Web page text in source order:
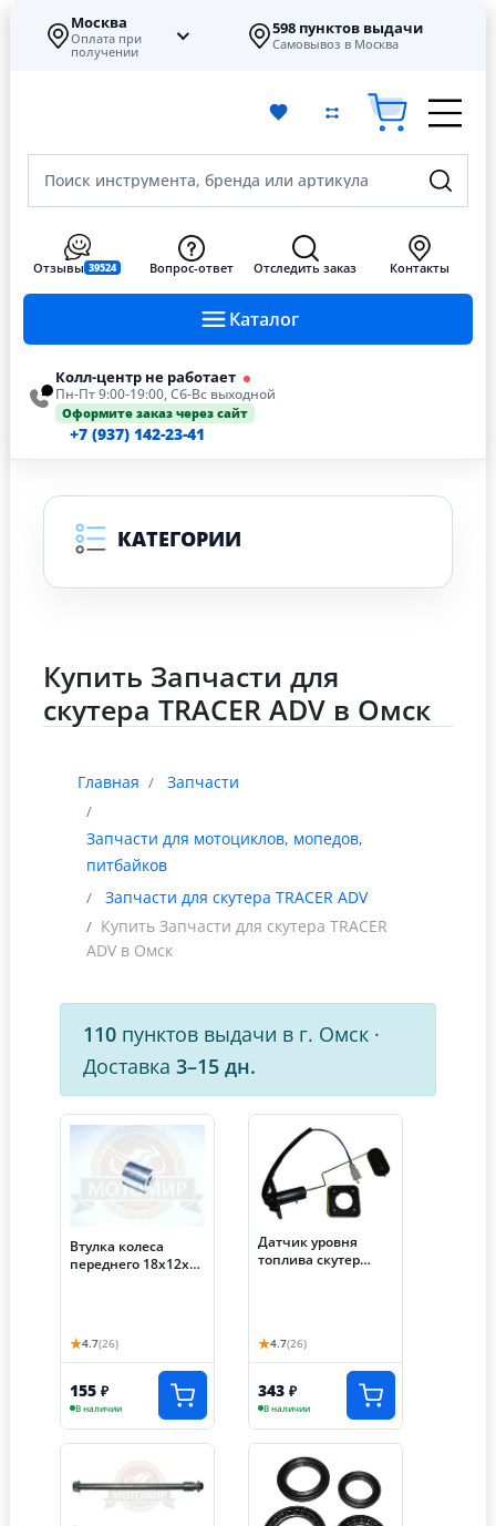
Москва
Оплата при
получении
598 пунктов выдачи
Самовывоз в Москва
Поиск инструмента, бренда или артикула
Каталог
Отзывы 39524 Вопрос-ответ Отследить заказ Контакты
Колл-центр не работает
Пн-Пт 9:00-19:00, Сб-Вс выходной
Оформите заказ через сайт
+7 (937) 142-23-41
КАТЕГОРИИ
Купить Запчасти для
скутера TRACER ADV в Омск
Главная Запчасти
Запчасти для мотоциклов, мопедов,
питбайков
Запчасти для скутера TRACER ADV
Купить Запчасти для скутера TRACER
ADV в Омск
110 пунктов выдачи в г. Омск ·
Доставка 3–15 дн.
Втулка колеса
переднего 18х12х23
★4.7(26)
155 ₽
В наличии
Датчик уровня
топлива скутер
★4.7(26)
343 ₽
В наличии